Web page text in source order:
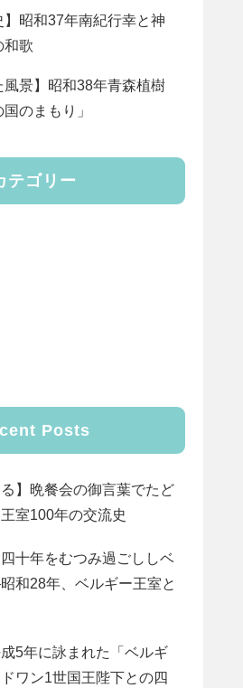
】昭和37年南紀行幸と神
和歌
風景】昭和38年青森植樹
のまもり」
テゴリー
Posts
る】晩餐会の御言葉でたど
室100年の交流史
四十年をむつみ過ごししベ
和28年、ベルギー王室と
成5年に詠まれた「ベルギ
ワン1世国王陛下との四